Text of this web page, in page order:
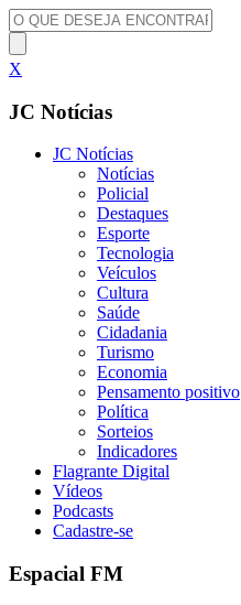
X
JC Notícias
JC Notícias
Notícias
Policial
Destaques
Esporte
Tecnologia
Veículos
Cultura
Saúde
Cidadania
Turismo
Economia
Pensamento positivo
Política
Sorteios
Indicadores
Flagrante Digital
Vídeos
Podcasts
Cadastre-se
Espacial FM